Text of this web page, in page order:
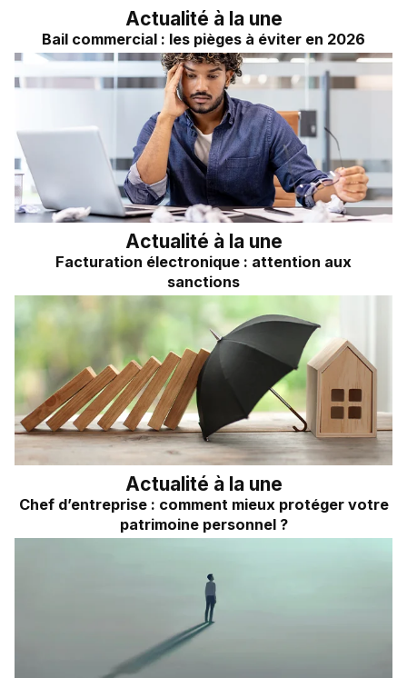
Actualité à la une
Bail commercial : les pièges à éviter en 2026
Actualité à la une
Facturation électronique : attention aux
sanctions
Actualité à la une
Chef d’entreprise : comment mieux protéger votre
patrimoine personnel ?